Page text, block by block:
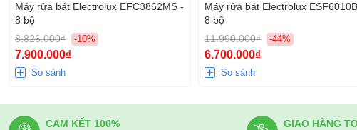
Máy rửa bát Electrolux EFC3862MS -
8 bộ
8.826.000₫
-10%
7.900.000₫
So sánh
Máy rửa bát Electrolux
8 bộ
11.990.000₫
-44%
6.700.000₫
So sánh
CAM KẾT 100%
GIAO HÀNG